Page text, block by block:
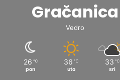
Gračanica
Vedro
26 ℃
pon
36 ℃
uto
33 ℃
sri